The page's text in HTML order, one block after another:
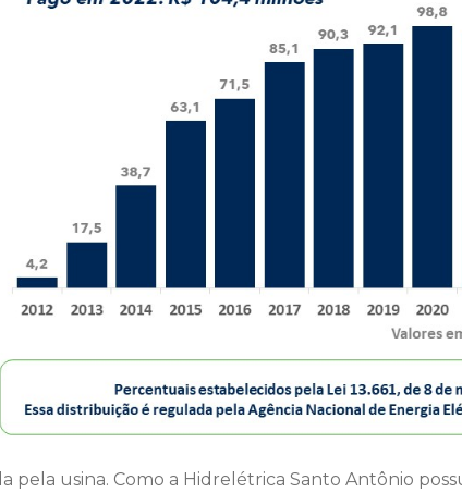
pela usina. Como a Hidrelétrica Santo Antônio